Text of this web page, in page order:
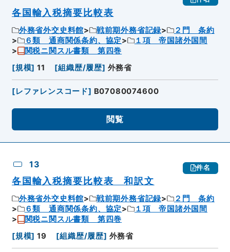
各国輸入税摘要比較表
外務省外交史料館 戦前期外務省記録
２門 条約
６類 通商関係条約、協定
１項 帝国諸外国間
関税ニ関スル書類 第四巻
[規模] 11 [組織歴/履歴] 外務省
[レファレンスコード] B07080074600
閲覧
13 件名
各国輸入税摘要比較表 和訳文
外務省外交史料館 戦前期外務省記録
２門 条約
６類 通商関係条約、協定
１項 帝国諸外国間
関税ニ関スル書類 第四巻
[規模] 19 [組織歴/履歴] 外務省